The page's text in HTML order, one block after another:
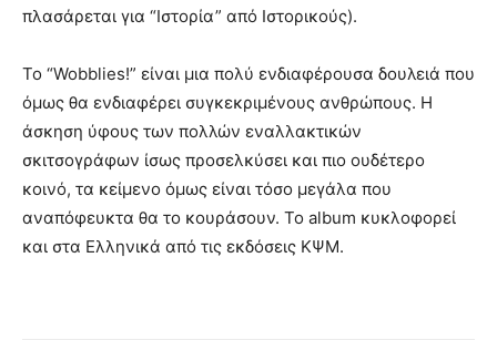
πλασάρεται για “Ιστορία” από Ιστορικούς).
Το “Wobblies!” είναι μια πολύ ενδιαφέρουσα δουλειά που
όμως θα ενδιαφέρει συγκεκριμένους ανθρώπους. Η
άσκηση ύφους των πολλών εναλλακτικών
σκιτσογράφων ίσως προσελκύσει και πιο ουδέτερο
κοινό, τα κείμενο όμως είναι τόσο μεγάλα που
αναπόφευκτα θα το κουράσουν. Το album κυκλοφορεί
και στα Ελληνικά από τις εκδόσεις ΚΨΜ.